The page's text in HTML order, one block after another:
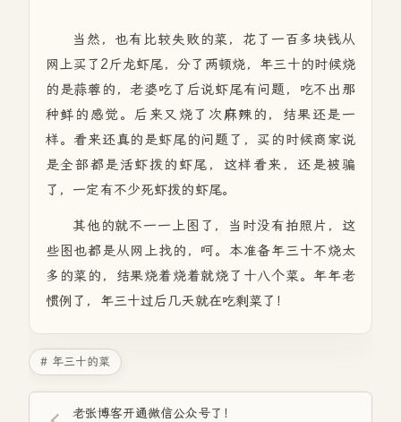
当然，也有比较失败的菜，花了一百多块钱从
网上买了2斤龙虾尾，分了两顿烧，年三十的时候烧
的是蒜蓉的，老婆吃了后说虾尾有问题，吃不出那
种鲜的感觉。后来又烧了次麻辣的，结果还是一
样。看来还真的是虾尾的问题了，买的时候商家说
是全部都是活虾拨的虾尾，这样看来，还是被骗
了，一定有不少死虾拨的虾尾。
其他的就不一一上图了，当时没有拍照片，这
些图也都是从网上找的，呵。本准备年三十不烧太
多的菜的，结果烧着烧着就烧了十八个菜。年年老
惯例了，年三十过后几天就在吃剩菜了！
# 年三十的菜
老张博客开通微信公众号了！